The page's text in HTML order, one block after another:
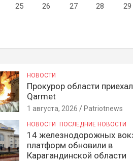
25 26 27 28 29
НОВОСТИ
Прокурор области
Qarmet
1 августа, 2026 Patriotnews
НОВОСТИ ПОСЛЕДНИЕ НОВОСТИ
14 железнодорожных
платформ обновили в
Карагандинской области